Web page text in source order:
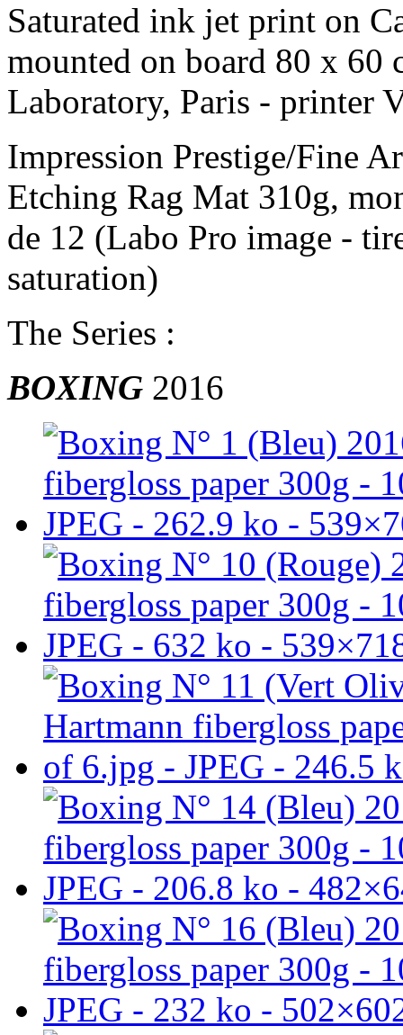
Saturated ink jet print on
mounted on board 80 x 60
Laboratory, Paris - printer
Impression Prestige/Fine
Etching Rag Mat 310g,
de 12 (Labo Pro image -
saturation)
The Series :
BOXING 2016